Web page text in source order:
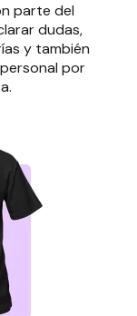
parte del
dudas,
y también
por